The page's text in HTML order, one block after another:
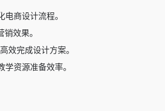
商设计流程。
效果。
效完成设计方案。
资源准备效率。